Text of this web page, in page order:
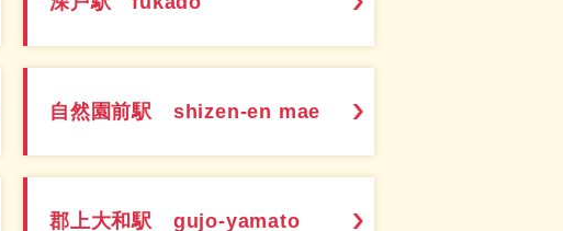
自然園前駅 shizen-en mae
郡上大和駅 gujo-yamato